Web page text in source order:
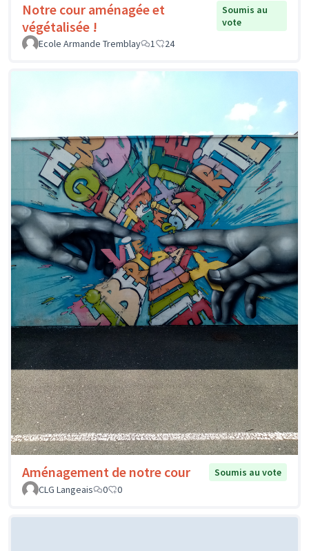
Notre cour aménagée et
végétalisée !
Soumis au
vote
Ecole Armande Tremblay
1 24
Aménagement de notre cour
Soumis au vote
CLG Langeais
0 0